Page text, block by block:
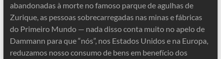
abandonadas à morte no famoso parque de agulhas de
Zurique, as pessoas sobrecarregadas nas minas e fábricas
do Primeiro Mundo — nada disso conta muito no apelo de
Dammann para que “nós”, nos Estados Unidos e na Europa,
reduzamos nosso consumo de bens em benefício dos